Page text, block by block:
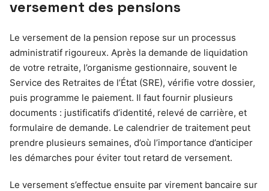
versement des pensions
Le versement de la pension repose sur un processus
administratif rigoureux. Après la demande de liquidation
de votre retraite, l’organisme gestionnaire, souvent le
Service des Retraites de l’État (SRE), vérifie votre dossier,
puis programme le paiement. Il faut fournir plusieurs
documents : justificatifs d’identité, relevé de carrière, et
formulaire de demande. Le calendrier de traitement peut
prendre plusieurs semaines, d’où l’importance d’anticiper
les démarches pour éviter tout retard de versement.
Le versement s’effectue ensuite par virement bancaire sur